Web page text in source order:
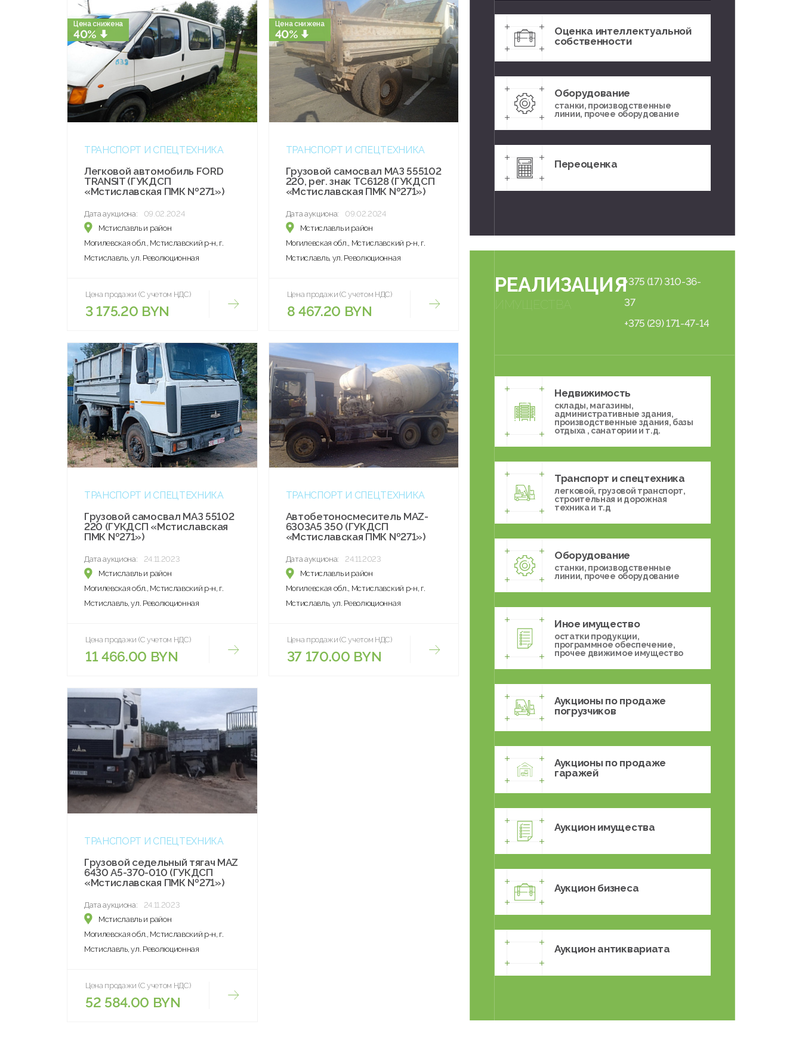
Цена снижена
40%
ТРАНСПОРТ И СПЕЦТЕХНИКА
Легковой автомобиль FORD
TRANSIT (ГУКДСП
«Мстиславская ПМК №271»)
Дата аукциона:
09.02.2024
Мстиславль и район
Могилевская обл., Мстиславский р-н, г.
Мстиславль, ул. Революционная
Цена продажи (С учетом НДС)
3 175.20 BYN
Цена снижена
40%
ТРАНСПОРТ И СПЕЦТЕХНИКА
Грузовой самосвал МАЗ 555102
220, рег. знак ТС6128 (ГУКДСП
«Мстиславская ПМК №271»)
Дата аукциона:
09.02.2024
Мстиславль и район
Могилевская обл., Мстиславский р-н, г.
Мстиславль, ул. Революционная
Цена продажи (С учетом НДС)
8 467.20 BYN
ТРАНСПОРТ И СПЕЦТЕХНИКА
Грузовой самосвал МАЗ 55102
220 (ГУКДСП «Мстиславская
ПМК №271»)
Дата аукциона:
24.11.2023
Мстиславль и район
Могилевская обл., Мстиславский р-н, г.
Мстиславль, ул. Революционная
Цена продажи (С учетом НДС)
11 466.00 BYN
ТРАНСПОРТ И СПЕЦТЕХНИКА
Автобетоносмеситель MAZ-
6303A5 350 (ГУКДСП
«Мстиславская ПМК №271»)
Дата аукциона:
24.11.2023
Мстиславль и район
Могилевская обл., Мстиславский р-н, г.
Мстиславль, ул. Революционная
Цена продажи (С учетом НДС)
37 170.00 BYN
ТРАНСПОРТ И СПЕЦТЕХНИКА
Грузовой седельный тягач MAZ
6430 А5-370-010 (ГУКДСП
«Мстиславская ПМК №271»)
Дата аукциона:
24.11.2023
Мстиславль и район
Могилевская обл., Мстиславский р-н, г.
Мстиславль, ул. Революционная
Цена продажи (С учетом НДС)
52 584.00 BYN
Оценка интеллектуальной
собственности
Оборудование
станки, производственные
линии, прочее оборудование
Переоценка
РЕАЛИЗАЦИЯ
ИМУЩЕСТВА
+375 (17) 310-36-
37
+375 (29) 171-47-14
Недвижимость
склады, магазины,
административные здания,
производственные здания, базы
отдыха , санатории и т.д.
Транспорт и спецтехника
легковой, грузовой транспорт,
строительная и дорожная
техника и т.д
Оборудование
станки, производственные
линии, прочее оборудование
Иное имущество
остатки продукции,
программное обеспечение,
прочее движимое имущество
Аукционы по продаже
погрузчиков
Аукционы по продаже
гаражей
Аукцион имущества
Аукцион бизнеса
Аукцион антиквариата